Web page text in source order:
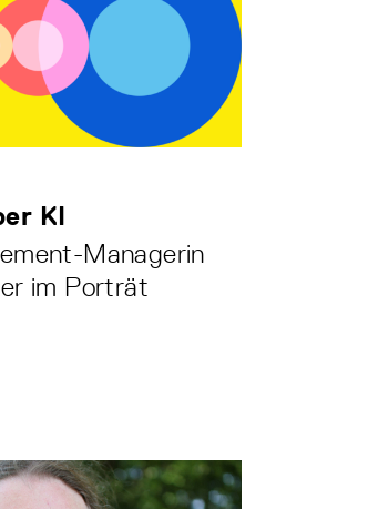
KI
Managerin
im Porträt